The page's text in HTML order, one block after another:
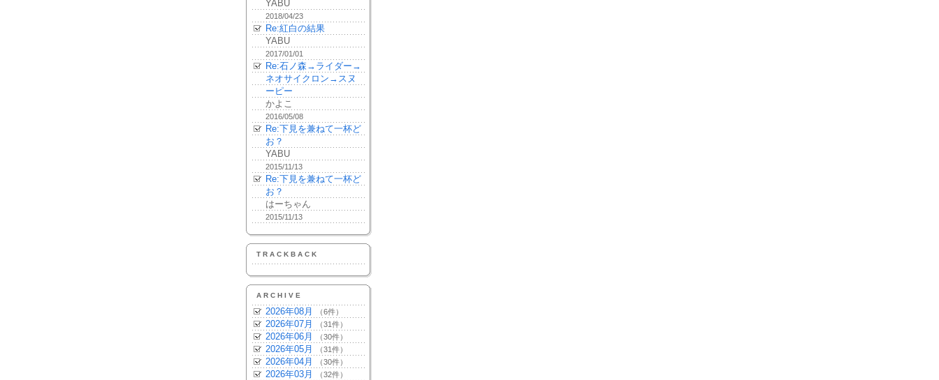
YABU
2018/04/23
Re:紅白の結果
YABU
2017/01/01
Re:石ノ森→ライダー→
ネオサイクロン→スヌ
ーピー
かよこ
2016/05/08
Re:下見を兼ねて一杯ど
お？
YABU
2015/11/13
Re:下見を兼ねて一杯ど
お？
はーちゃん
2015/11/13
TRACKBACK
ARCHIVE
2026年08月 （6件）
2026年07月 （31件）
2026年06月 （30件）
2026年05月 （31件）
2026年04月 （30件）
2026年03月 （32件）